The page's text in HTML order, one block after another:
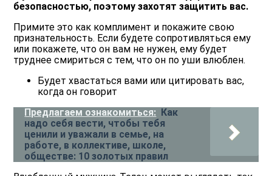
безопасностью, поэтому захотят защитить вас.
Примите это как комплимент и покажите свою
признательность. Если будете сопротивляться ему
или покажете, что он вам не нужен, ему будет
труднее смириться с тем, что он по уши влюблен.
Будет хвастаться вами или цитировать вас,
когда он говорит
Предлагаем ознакомиться: Как
надо себя вести, чтобы тебя
ценили и уважали в семье, на
работе, в коллективе, школе,
обществе: 10 золотых правил